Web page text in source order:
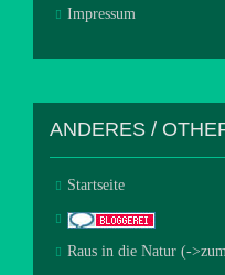
Impressum
ANDERES /
Startseite
Raus in die Natur (-